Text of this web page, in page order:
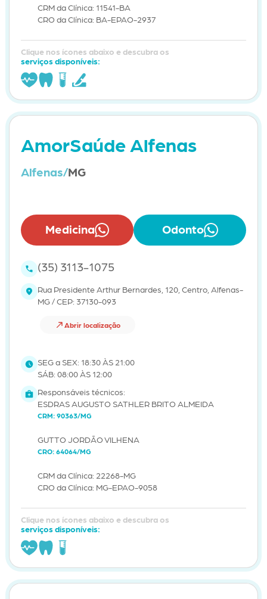
CRM da Clínica: 11541-BA
CRO da Clínica: BA-EPAO-2937
Clique nos ícones abaixo e descubra os
serviços disponíveis:
AmorSaúde Alfenas
Alfenas/MG
Medicina Odonto
(35) 3113-1075
Rua Presidente Arthur Bernardes, 120, Centro, Alfenas-
MG / CEP: 37130-093
Abrir localização
SEG a SEX: 18:30 ÀS 21:00
SÁB: 08:00 ÀS 12:00
Responsáveis técnicos:
ESDRAS AUGUSTO SATHLER BRITO ALMEIDA
CRM: 90363/MG
GUTTO JORDÃO VILHENA
CRO: 64064/MG
CRM da Clínica: 22268-MG
CRO da Clínica: MG-EPAO-9058
Clique nos ícones abaixo e descubra os
serviços disponíveis: